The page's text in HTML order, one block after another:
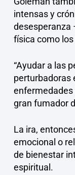
intensas y
desesperanza
física como
“Ayudar a las
perturbadoras
enfermedades
gran fumador
La ira,
emocional o
de bienestar
espiritual.